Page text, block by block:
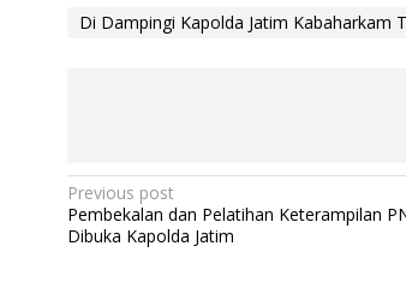
Di Dampingi Kapolda Jatim Kabaharkam
P
o
Previous post
Pembekalan dan Pelatihan Keterampilan
Dibuka Kapolda Jatim